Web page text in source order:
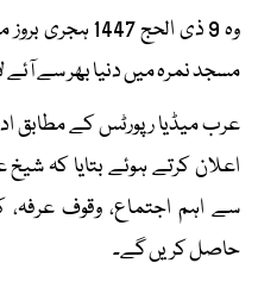
مسجد نمرہ میں دنیا بھر سے
عرب میڈیا رپورٹس کے مطابق
اعلان کرتے ہوئے بتایا کہ
سے اہم اجتماع، وقوف
حاصل کریں گے۔